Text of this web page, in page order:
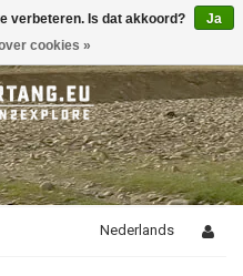
Nederlands
verbeteren. Is dat akkoord?
Ja
cookies »